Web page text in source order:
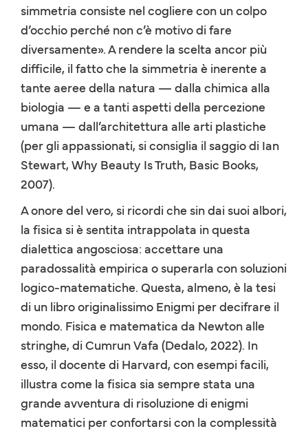
simmetria consiste nel cogliere con un colpo
d’occhio perché non c’è motivo di fare
diversamente». A rendere la scelta ancor più
difficile, il fatto che la simmetria è inerente a
tante aeree della natura — dalla chimica alla
biologia — e a tanti aspetti della percezione
umana — dall’architettura alle arti plastiche
(per gli appassionati, si consiglia il saggio di Ian
Stewart, Why Beauty Is Truth, Basic Books,
2007).
A onore del vero, si ricordi che sin dai suoi albori,
la fisica si è sentita intrappolata in questa
dialettica angosciosa: accettare una
paradossalità empirica o superarla con soluzioni
logico-matematiche. Questa, almeno, è la tesi
di un libro originalissimo Enigmi per decifrare il
mondo. Fisica e matematica da Newton alle
stringhe, di Cumrun Vafa (Dedalo, 2022). In
esso, il docente di Harvard, con esempi facili,
illustra come la fisica sia sempre stata una
grande avventura di risoluzione di enigmi
matematici per confortarsi con la complessità